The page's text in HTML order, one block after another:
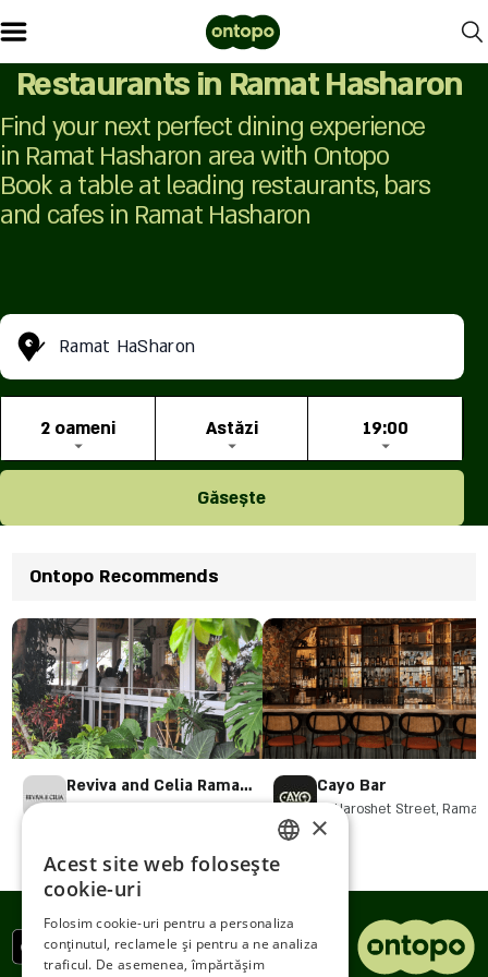
Restaurants in Ramat Hasharon
Find your next perfect dining experience
in Ramat Hasharon area with Ontopo
Book a table at leading restaurants, bars
and cafes in Ramat Hasharon
Ramat HaSharon
2 oameni Astăzi 19:00
Găsește
Ontopo Recommends
Reviva and Celia Ramat
HaSharon
Cayo Bar
19 Haroshet Street, Ramat
Hasharon
ENGLISH
SERBIA
×
Acest site web folosește
cookie-uri
Folosim cookie-uri pentru a personaliza
conținutul, reclamele și pentru a ne analiza
traficul. De asemenea, împărtășim